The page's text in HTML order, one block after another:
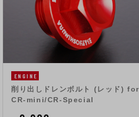
ENGINE
削り出しドレンボルト (レッド) for
CR-mini/CR-Special